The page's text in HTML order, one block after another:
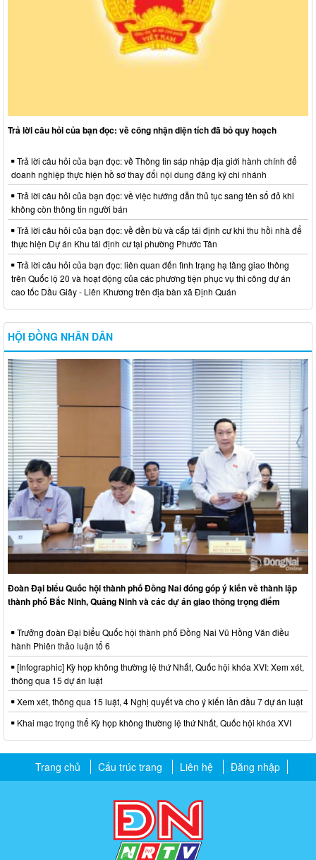
Trả lời câu hỏi của bạn đọc: về công nhận diện tích đã bỏ quy hoạch
Trả lời câu hỏi của bạn đọc: về Thông tin sáp nhập địa giới hành chính để
doanh nghiệp thực hiện hồ sơ thay đổi nội dung đăng ký chi nhánh
Trả lời câu hỏi của bạn đọc: về việc hướng dẫn thủ tục sang tên sổ đỏ khi
không còn thông tin người bán
Trả lời câu hỏi của bạn đọc: về đền bù và cấp tái định cư khi thu hồi nhà để
thực hiện Dự án Khu tái định cư tại phường Phước Tân
Trả lời câu hỏi của bạn đọc: liên quan đến tình trạng hạ tầng giao thông
trên Quốc lộ 20 và hoạt động của các phương tiện phục vụ thi công dự án
cao tốc Dầu Giây - Liên Khương trên địa bàn xã Định Quán
HỘI ĐỒNG NHÂN DÂN
Đoàn Đại biểu Quốc hội thành phố Đồng Nai đóng góp ý kiến về thành lập
thành phố Bắc Ninh, Quảng Ninh và các dự án giao thông trọng điểm
Trưởng đoàn Đại biểu Quốc hội thành phố Đồng Nai Vũ Hồng Văn điều
hành Phiên thảo luận tổ 6
[Infographic] Kỳ họp không thường lệ thứ Nhất, Quốc hội khóa XVI: Xem xét,
thông qua 15 dự án luật
Xem xét, thông qua 15 luật, 4 Nghị quyết và cho ý kiến lần đầu 7 dự án luật
Khai mạc trọng thể Kỳ họp không thường lệ thứ Nhất, Quốc hội khóa XVI
Trang chủ Cấu trúc trang Liên hệ Đăng nhập